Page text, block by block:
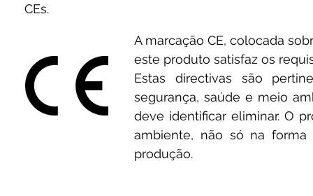
A marcação CE, colocada
este produto satisfaz os
Estas directivas são
segurança, saúde e meio
deve identificar eliminar. O
ambiente, não só na
produção.
CEs.